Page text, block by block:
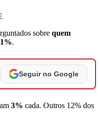
sobre quem
.
Seguir no Google
3% cada. Outros 12% dos